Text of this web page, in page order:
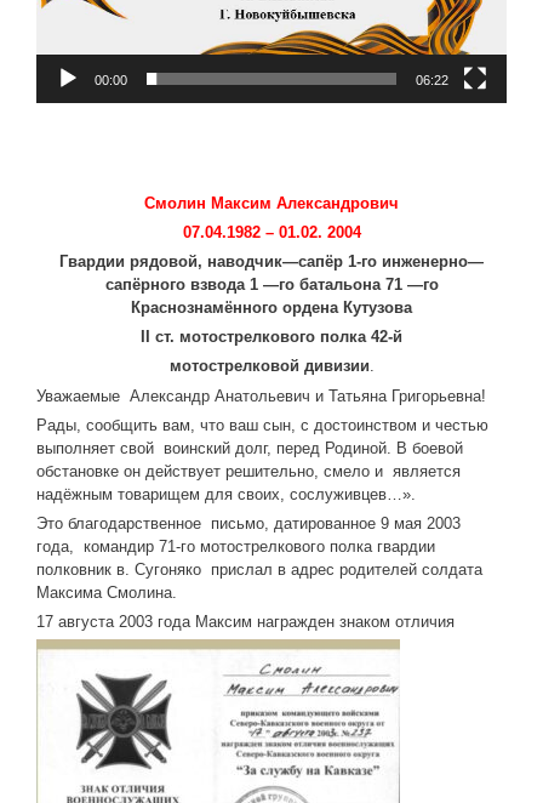
00:00 06:22
Смолин Максим Александрович
07.04.1982 – 01.02. 2004
Гвардии рядовой, наводчик—сапёр 1-го инженерно—
сапёрного взвода1 —го батальона71 —го
Краснознамённого ордена Кутузова
ст. мотострелкового полка42-й
мотострелковой дивизии.
Уважаемые Александр Анатольевич и Татьяна Григорьевна!
Рады, сообщить вам, что ваш сын, с достоинством и честью
выполняет свой воинский долг, перед Родиной. В боевой
обстановке он действует решительно, смело и является
надёжным товарищем для своих, сослуживцев…».
Это благодарственное письмо, датированное 9 мая 2003
года, командир 71-го мотострелкового полка гвардии
полковник в. Сугоняко прислал в адрес родителей солдата
Максима Смолина.
17 августа 2003 года Максим награжден знаком отличия